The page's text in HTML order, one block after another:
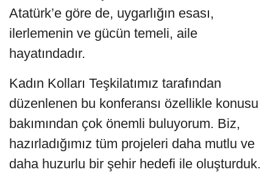
Atatürk’e göre de, uygarlığın esası,
ilerlemenin ve gücün temeli, aile
hayatındadır.
Kadın Kolları Teşkilatımız tarafından
düzenlenen bu konferansı özellikle konusu
bakımından çok önemli buluyorum. Biz,
hazırladığımız tüm projeleri daha mutlu ve
daha huzurlu bir şehir hedefi ile oluşturduk.